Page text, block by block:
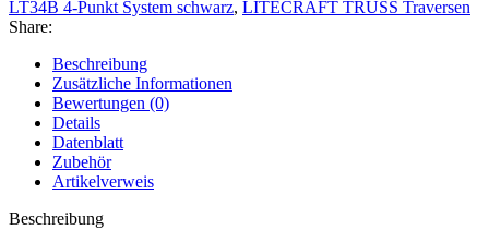
LT34B 4-Punkt System schwarz, LITECRAFT TRUSS Traversen
Share:
Beschreibung
Zusätzliche Informationen
Bewertungen (0)
Details
Datenblatt
Zubehör
Artikelverweis
Beschreibung